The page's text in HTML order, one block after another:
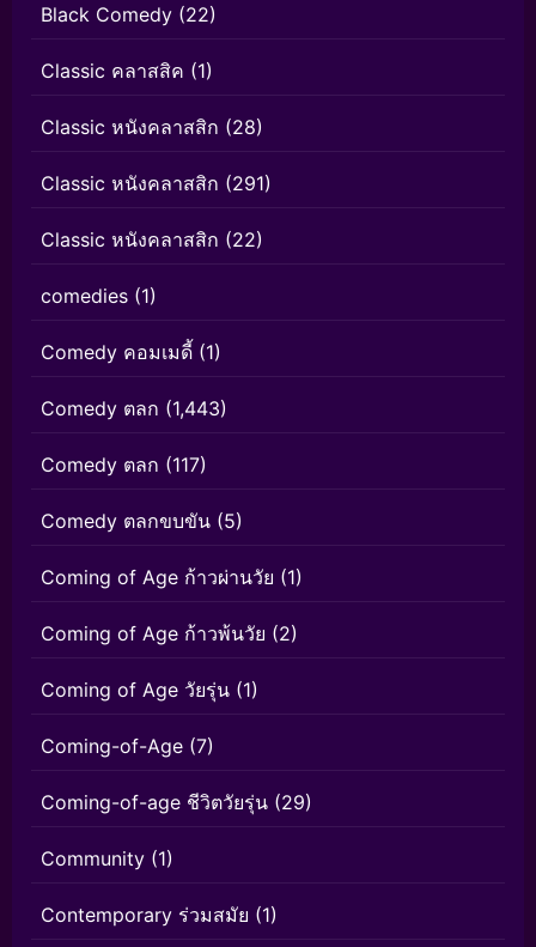
Black Comedy (22)
Classic คลาสสิค (1)
Classic หนังคลาสสิก (28)
Classic หนังคลาสสิก (291)
Classic หนังคลาสสิก (22)
comedies (1)
Comedy คอมเมดี้ (1)
Comedy ตลก (1,443)
Comedy ตลก (117)
Comedy ตลกขบขัน (5)
Coming of Age ก้าวผ่านวัย (1)
Coming of Age ก้าวพ้นวัย (2)
Coming of Age วัยรุ่น (1)
Coming-of-Age (7)
Coming-of-age ชีวิตวัยรุ่น (29)
Community (1)
Contemporary ร่วมสมัย (1)